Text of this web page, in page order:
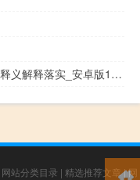
2024新奥历史开奖记录49期香港_结论释义解释落实_安卓版174.913
网站分类目录 | 精选推荐文章|网